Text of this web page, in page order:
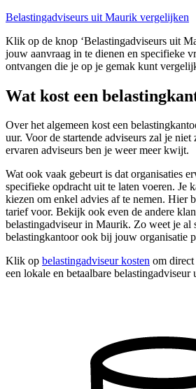
Belastingadviseurs uit Maurik vergelijken
Klik op de knop ‘Belastingadviseurs uit
jouw aanvraag in te dienen en specifieke
ontvangen die je op je gemak kunt
Wat kost een
Over het algemeen kost een
uur. Voor de startende adviseurs zal je
ervaren adviseurs ben je weer meer kwijt.
Wat ook vaak gebeurt is dat organisaties
specifieke opdracht uit te laten voeren. Je
kiezen om enkel advies af te nemen. Hier
tarief voor. Bekijk ook even de andere
belastingadviseur in Maurik. Zo weet je al
belastingkantoor ook bij jouw organisatie
Klik op belastingadviseur kosten om direct
een lokale en betaalbare